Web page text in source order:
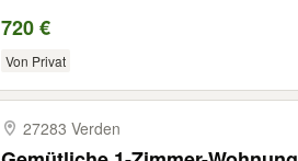
720 €
Von Privat
27283 Verden